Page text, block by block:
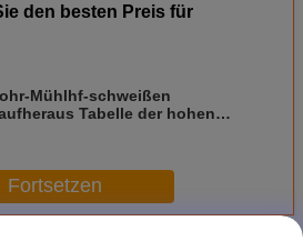
den besten Preis für
Mühlhf-schweißen
Tabelle der hohen
Fortsetzen